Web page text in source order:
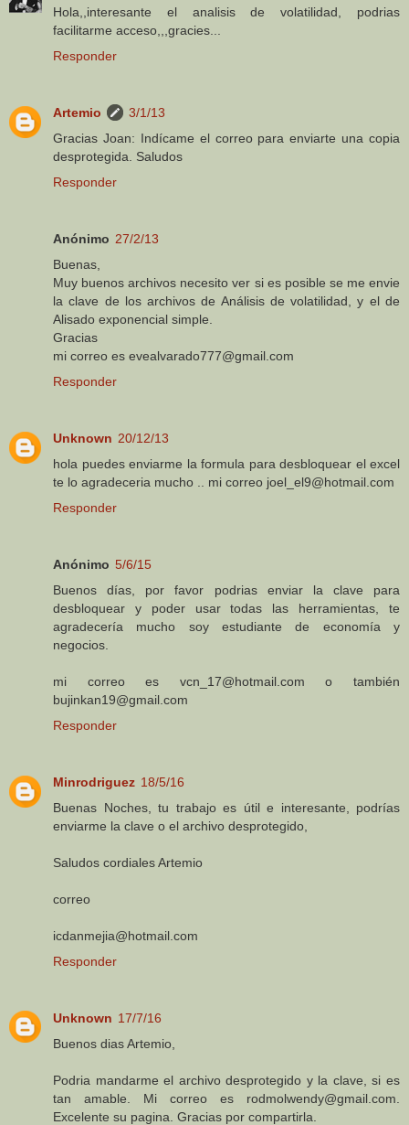
Hola,,interesante el analisis de volatilidad, podrias
facilitarme acceso,,,gracies...
Responder
Artemio
3/1/13
Gracias Joan: Indícame el correo para enviarte una copia
desprotegida. Saludos
Responder
Anónimo 27/2/13
Buenas,
Muy buenos archivos necesito ver si es posible se me envie
la clave de los archivos de Análisis de volatilidad, y el de
Alisado exponencial simple.
Gracias
mi correo es evealvarado777@gmail.com
Responder
Unknown 20/12/13
hola puedes enviarme la formula para desbloquear el excel
te lo agradeceria mucho .. mi correo joel_el9@hotmail.com
Responder
Anónimo 5/6/15
Buenos días, por favor podrias enviar la clave para
desbloquear y poder usar todas las herramientas, te
agradecería mucho soy estudiante de economía y
negocios.
mi correo es vcn_17@hotmail.com o también
bujinkan19@gmail.com
Responder
Minrodriguez 18/5/16
Buenas Noches, tu trabajo es útil e interesante, podrías
enviarme la clave o el archivo desprotegido,
Saludos cordiales Artemio
correo
icdanmejia@hotmail.com
Responder
Unknown 17/7/16
Buenos dias Artemio,
Podria mandarme el archivo desprotegido y la clave, si es
tan amable. Mi correo es rodmolwendy@gmail.com.
Excelente su pagina. Gracias por compartirla.